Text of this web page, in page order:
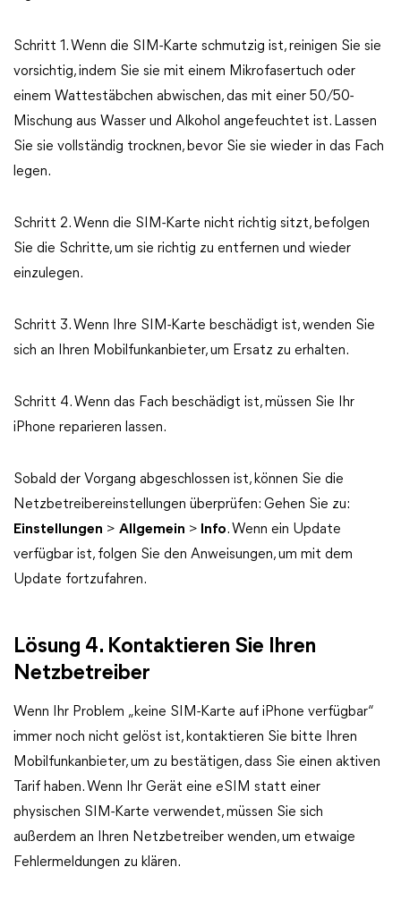
Schritt 1. Wenn die SIM-Karte schmutzig ist, reinigen Sie sie
vorsichtig, indem Sie sie mit einem Mikrofasertuch oder
einem Wattestäbchen abwischen, das mit einer 50/50-
Mischung aus Wasser und Alkohol angefeuchtet ist. Lassen
Sie sie vollständig trocknen, bevor Sie sie wieder in das Fach
legen.
Schritt 2. Wenn die SIM-Karte nicht richtig sitzt, befolgen
Sie die Schritte, um sie richtig zu entfernen und wieder
einzulegen.
Schritt 3. Wenn Ihre SIM-Karte beschädigt ist, wenden Sie
sich an Ihren Mobilfunkanbieter, um Ersatz zu erhalten.
Schritt 4. Wenn das Fach beschädigt ist, müssen Sie Ihr
iPhone reparieren lassen.
Sobald der Vorgang abgeschlossen ist, können Sie die
Netzbetreibereinstellungen überprüfen: Gehen Sie zu:
Einstellungen > Allgemein > Info. Wenn ein Update
verfügbar ist, folgen Sie den Anweisungen, um mit dem
Update fortzufahren.
Lösung 4. Kontaktieren Sie Ihren
Netzbetreiber
Wenn Ihr Problem „keine SIM-Karte auf iPhone verfügbar“
immer noch nicht gelöst ist, kontaktieren Sie bitte Ihren
Mobilfunkanbieter, um zu bestätigen, dass Sie einen aktiven
Tarif haben. Wenn Ihr Gerät eine eSIM statt einer
physischen SIM-Karte verwendet, müssen Sie sich
außerdem an Ihren Netzbetreiber wenden, um etwaige
Fehlermeldungen zu klären.